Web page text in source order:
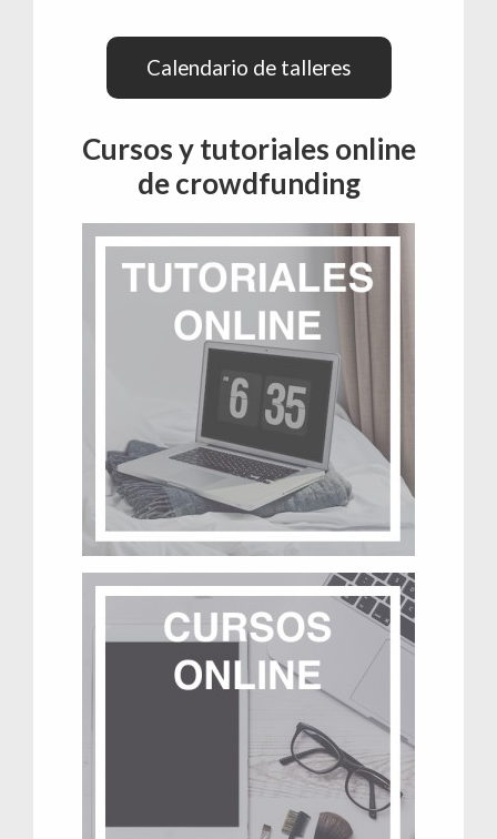
Calendario de talleres
Cursos y tutoriales online
de crowdfunding